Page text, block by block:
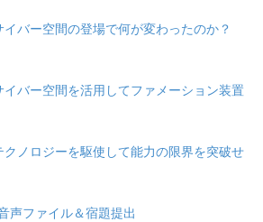
バー空間の登場で何が変わったのか？
バー空間を活用してファメーション装置
ノロジーを駆使して能力の限界を突破せ
ファイル＆宿題提出